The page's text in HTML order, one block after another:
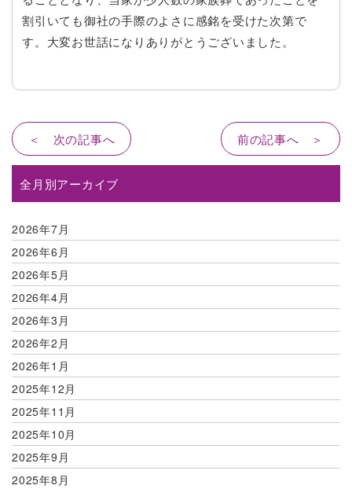
割引いても御社の手際のよさに感銘を受けた次第で
す。大変お世話になりありがとうございました。
＜ 次の記事へ 前の記事へ ＞
全月別アーカイブ
2026年7月
2026年6月
2026年5月
2026年4月
2026年3月
2026年2月
2026年1月
2025年12月
2025年11月
2025年10月
2025年9月
2025年8月